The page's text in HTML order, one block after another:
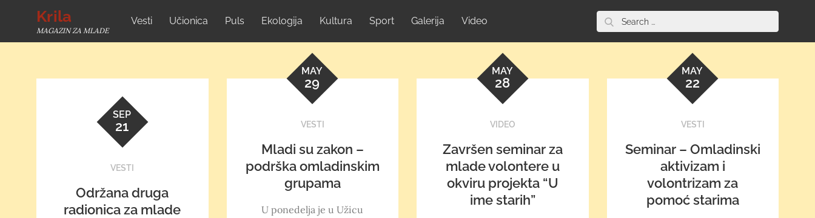
Krila
MAGAZIN ZA MLADE
Vesti Učionica Puls Ekologija Kultura Sport Galerija Video
nama
Search
for:
SEP
21
VESTI
Održana druga
radionica za mlade
MAY
29
VESTI
Mladi su zakon –
podrška omladinskim
grupama
U ponedelja je u Užicu
MAY
28
VIDEO
Završen seminar za
mlade volontere u
okviru projekta “U
ime starih”
MAY
22
VESTI
Seminar – Omladinski
aktivizam i
volontrizam za
pomoć starima